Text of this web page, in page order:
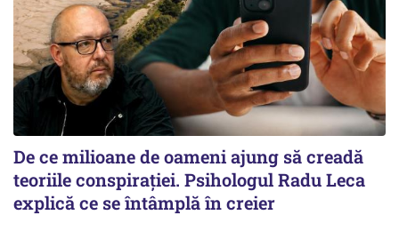
De ce milioane de oameni ajung să creadă
teoriile conspirației. Psihologul Radu Leca
explică ce se întâmplă în creier